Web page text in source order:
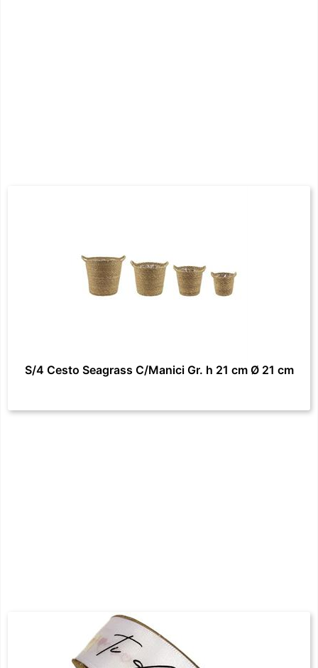
S/4 Cesto Seagrass C/Manici Gr. h 21 cm Ø 21 cm